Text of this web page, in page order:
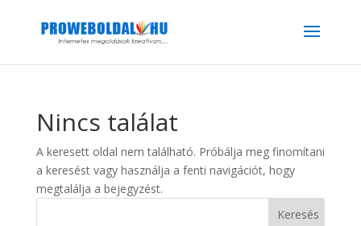
Nincs találat
A keresett oldal nem található. Próbálja meg finomítani
a keresést vagy használja a fenti navigációt, hogy
megtalálja a bejegyzést.